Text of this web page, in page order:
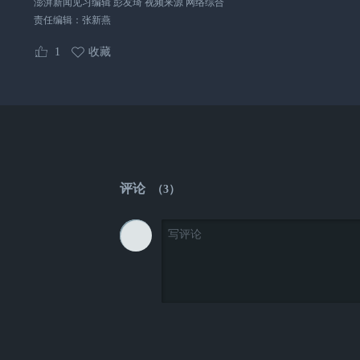
澎湃新闻见习编辑 彭友琦 视频来源 网络综合
责任编辑： 张新燕
1 收藏
评论 （3）